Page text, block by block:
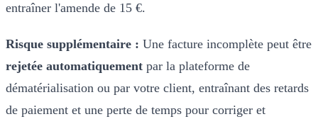
entraîner l'amende de 15 €.
Risque supplémentaire : Une facture incomplète peut être
rejetée automatiquement par la plateforme de
dématérialisation ou par votre client, entraînant des retards
de paiement et une perte de temps pour corriger et